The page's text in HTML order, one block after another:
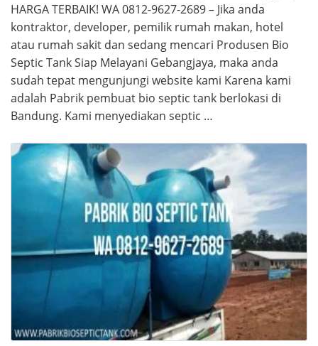
HARGA TERBAIK! WA 0812-9627-2689 – Jika anda
kontraktor, developer, pemilik rumah makan, hotel
atau rumah sakit dan sedang mencari Produsen Bio
Septic Tank Siap Melayani Gebangjaya, maka anda
sudah tepat mengunjungi website kami Karena kami
adalah Pabrik pembuat bio septic tank berlokasi di
Bandung. Kami menyediakan septic …